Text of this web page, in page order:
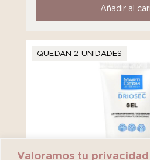
Valoramos tu privacidad
Añadir al
QUEDAN 2 UNIDADES